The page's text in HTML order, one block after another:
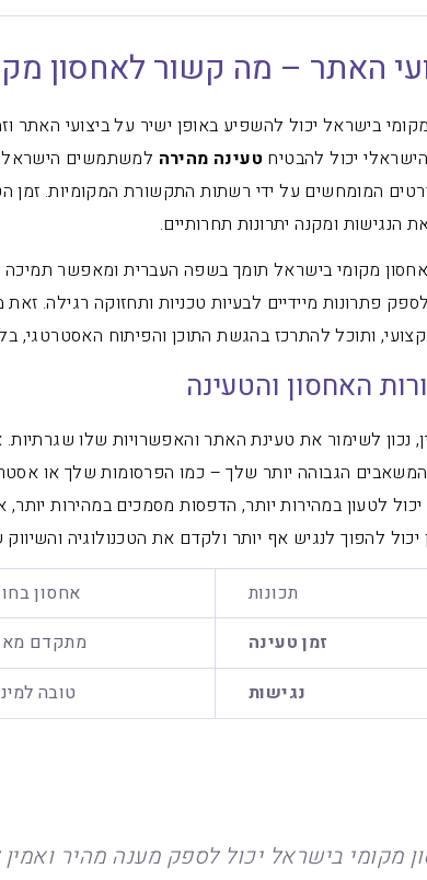
האתר – מה קשור לאחסון
בישראל יכול להשפיע באופן ישיר על ביצועי האתר
יכול להבטיח טעינה מהירה למשתמשים
המומחשים על ידי רשתות התקשורת המקומיות.
הנגישות ומקנה יתרונות תחרותיים.
מקומי בישראל תומך בשפה העברית ומאפשר תמיכה
פתרונות מיידיים לבעיות טכניות ותחזוקה רגילה.
ותוכל להתרכז בהגשת התוכן והפיתוח האסטרטגי,
האחסון והטעינה
נכון לשימור את טעינת האתר והאפשרויות שלו
הגבוהה יותר שלך – כמו הפרסומות שלך או
לטעון במהירות יותר, הדפסות מסמכים במהירות
יכול להפוך לנגיש אף יותר ולקדם את הטכנולוגיה
תכונות אחסון
זמן טעינה
מתקדם
נגישות
טובה
מקומי בישראל יכול לספק מענה מהיר